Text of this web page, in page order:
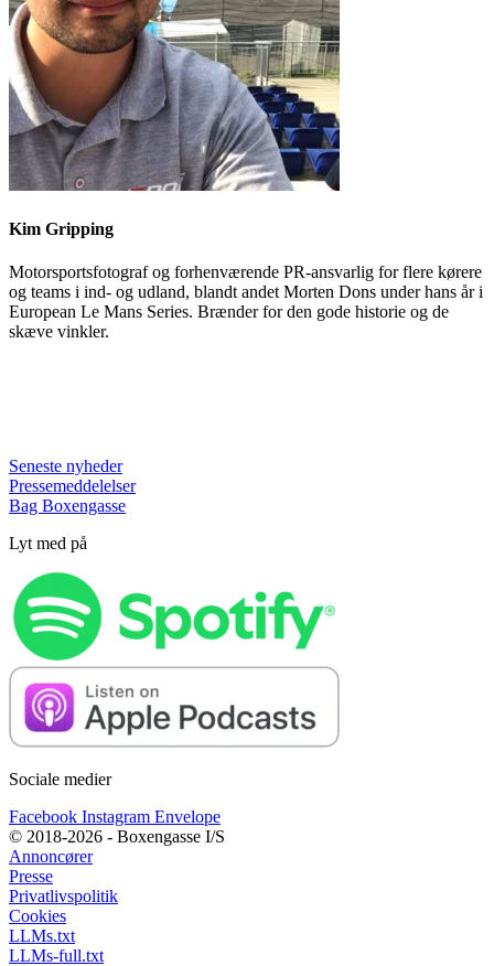
Kim Gripping
Motorsportsfotograf og forhenværende PR-ansvarlig for flere kørere
og teams i ind- og udland, blandt andet Morten Dons under hans år i
European Le Mans Series. Brænder for den gode historie og de
skæve vinkler.
Seneste nyheder
Pressemeddelelser
Bag Boxengasse
Lyt med på
Sociale medier
Facebook Instagram Envelope
© 2018-2026 - Boxengasse I/S
Annoncører
Presse
Privatlivspolitik
Cookies
LLMs.txt
LLMs-full.txt